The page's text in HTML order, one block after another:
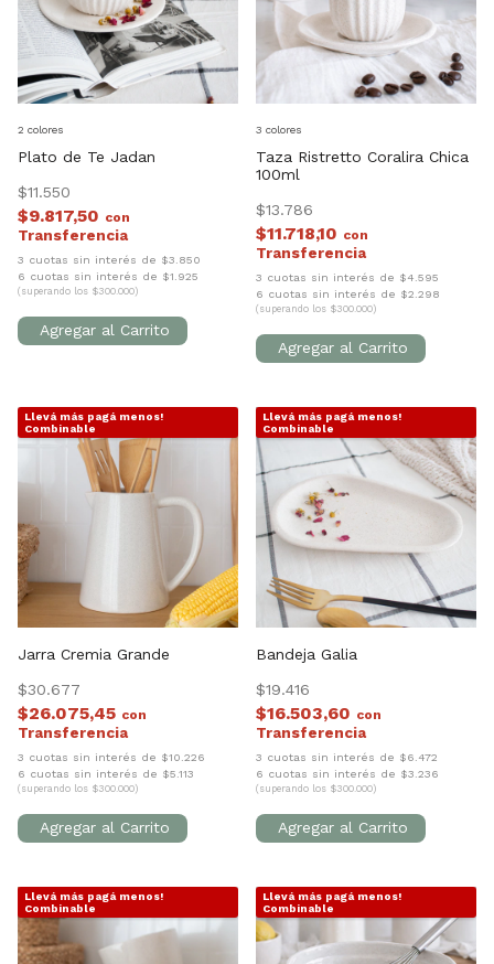
Plato de Te Jadan
$11.550
$9.817,50 con
3 cuotas sin interés de $3.850
6 cuotas sin interés de $1.925
(superando los $300.000)
2 colores
Taza Ristretto Coralira Chica
100ml
$13.786
$11.718,10 con
3 cuotas sin interés de $4.595
6 cuotas sin interés de $2.298
(superando los $300.000)
3 colores
Llevá más pagá menos!
Combinable
Jarra Cremia Grande
$30.677
$26.075,45 con
3 cuotas sin interés de $10.226
6 cuotas sin interés de $5.113
(superando los $300.000)
Llevá más pagá menos!
Combinable
Bandeja Galia
$19.416
$16.503,60 con
3 cuotas sin interés de $6.472
6 cuotas sin interés de $3.236
(superando los $300.000)
Llevá más pagá menos!
Combinable
Llevá más pagá menos!
Combinable